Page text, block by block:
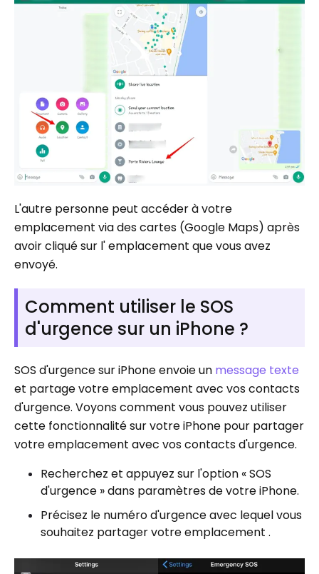
L'autre personne peut accéder à votre
emplacement via des cartes (Google Maps) après
avoir cliqué sur l' emplacement que vous avez
envoyé.
Comment utiliser le SOS
d'urgence sur un iPhone ?
SOS d'urgence sur iPhone envoie un message texte
et partage votre emplacement avec vos contacts
d'urgence. Voyons comment vous pouvez utiliser
cette fonctionnalité sur votre iPhone pour partager
votre emplacement avec vos contacts d'urgence.
Recherchez et appuyez sur l'option « SOS
d'urgence » dans paramètres de votre iPhone.
Précisez le numéro d'urgence avec lequel vous
souhaitez partager votre emplacement .